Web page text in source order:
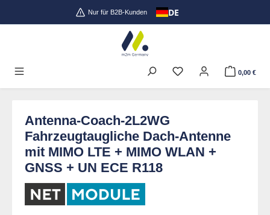
Zum Hauptinhalt springenNur für B2B-Kunden DE
0,00 €
Antenna-Coach-2L2WG
Fahrzeugtaugliche Dach-Antenne
mit MIMO LTE + MIMO WLAN +
GNSS + UN ECE R118